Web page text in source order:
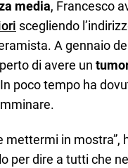
media, Francesco
scegliendo
A gennaio
di avere un
poco tempo ha
mettermi in mostra”,
per dire a tutti che